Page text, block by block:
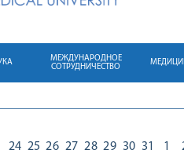
МЕЖДУНАРОДНОЕ
СОТРУДНИЧЕСТВО
24 25 26 27 28 29 30 31
1